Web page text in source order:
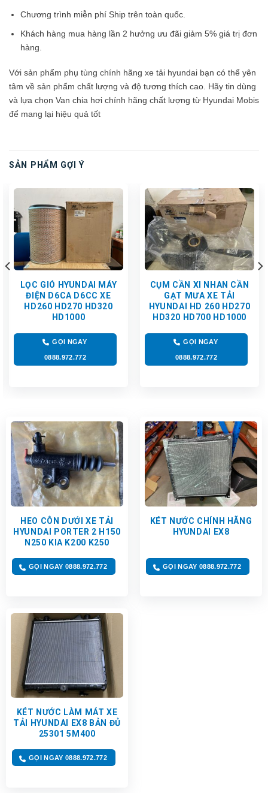
Chương trình miễn phí Ship trên toàn quốc.
Khách hàng mua hàng lần 2 hưởng ưu đãi giảm 5% giá trị đơn
hàng.
Với sản phẩm phụ tùng chính hãng xe tải hyundai bạn có thể yên
tâm về sản phẩm chất lượng và độ tương thích cao. Hãy tin dùng
và lựa chọn Van chia hơi chính hãng chất lượng từ Hyundai Mobis
để mang lại hiệu quả tốt
SẢN PHẨM GỢI Ý
LỌC GIÓ HYUNDAI MÁY
ĐIỆN D6CA D6CC XE
HD260 HD270 HD320
HD1000
GỌI NGAY
0888.972.772
CỤM CẦN XI NHAN CẦN
GẠT MƯA XE TẢI
HYUNDAI HD 260 HD270
HD320 HD700 HD1000
GỌI NGAY
0888.972.772
HEO CÔN DƯỚI XE TẢI
HYUNDAI PORTER 2 H150
N250 KIA K200 K250
GỌI NGAY 0888.972.772
KÉT NƯỚC CHÍNH HÃNG
HYUNDAI EX8
GỌI NGAY 0888.972.772
KÉT NƯỚC LÀM MÁT XE
TẢI HYUNDAI EX8 BẢN ĐỦ
25301 5M400
GỌI NGAY 0888.972.772